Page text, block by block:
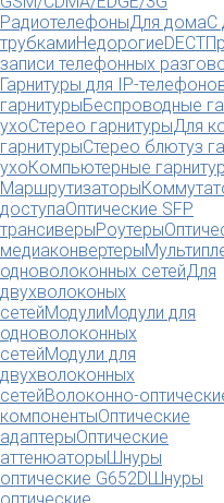
РадиотелефоныДля домаС
трубкамиНедорогиеDECT
записи телефонных
Гарнитуры для IP-
гарнитурыБеспроводные
ухоСтерео гарнитурыДля
гарнитурыСтерео блютуз
ухоКомпьютерные
Маршрутизаторы
доступаОптические SFP
трансиверыРоутеры
медиаконвертеры
одноволоконных сетейДля
двухволоконых
сетейМодулиМодули для
одноволоконных
сетейМодули для
двухволоконных
сетейВолоконно-
компонентыОптические
адаптерыОптические
аттенюаторыШнуры
оптические G652DШнуры